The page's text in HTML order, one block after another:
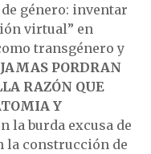
género: inventar
virtual” en
transgénero y
JAMAS PORDRAN
RAZÓN QUE
Y
la burda excusa de
construcción de